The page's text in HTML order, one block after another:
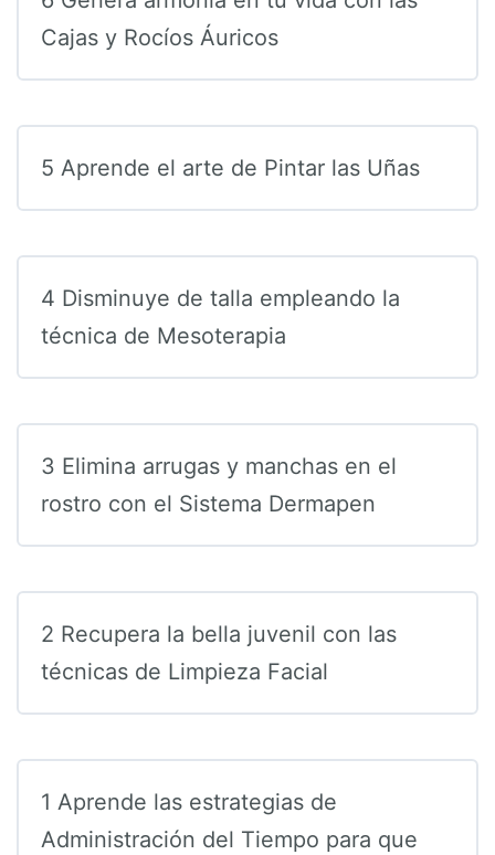
Cajas y Rocíos Áuricos
5 Aprende el arte de Pintar las Uñas
4 Disminuye de talla empleando la
técnica de Mesoterapia
3 Elimina arrugas y manchas en el
rostro con el Sistema Dermapen
2 Recupera la bella juvenil con las
técnicas de Limpieza Facial
1 Aprende las estrategias de
Administración del Tiempo para que